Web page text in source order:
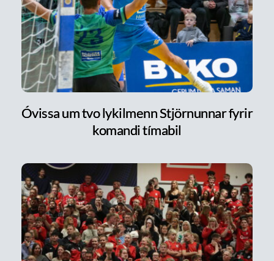
Óvissa um tvo lykilmenn Stjörnunnar fyrir
komandi tímabil